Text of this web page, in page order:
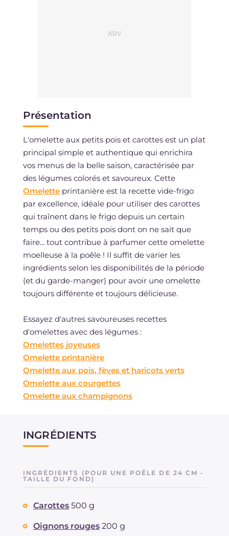
Présentation
L'omelette aux petits pois et carottes est un plat
principal simple et authentique qui enrichira
vos menus de la belle saison, caractérisée par
des légumes colorés et savoureux. Cette
Omeletteprintanière est la recette vide-frigo
par excellence, idéale pour utiliser des carottes
qui traînent dans le frigo depuis un certain
temps ou des petits pois dont on ne sait que
faire... tout contribue à parfumer cette omelette
moelleuse à la poêle ! Il suffit de varier les
ingrédients selon les disponibilités de la période
(et du garde-manger) pour avoir une omelette
toujours différente et toujours délicieuse.
Essayez d'autres savoureuses recettes
d'omelettes avec des légumes :
Omelettes joyeuses
Omelette printanière
Omelette aux pois, fèves et haricots verts
Omelette aux courgettes
Omelette aux champignons
INGRÉDIENTS
INGRÉDIENTS (POUR UNE POÊLE DE 24 CM -
TAILLE DU FOND)
Carottes 500 g
Oignons rouges 200 g